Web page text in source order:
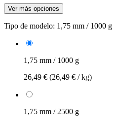
Ver más opciones
Tipo de modelo: 1,75 mm / 1000 g
1,75 mm / 1000 g
26,49 € (26,49 € / kg)
1,75 mm / 2500 g